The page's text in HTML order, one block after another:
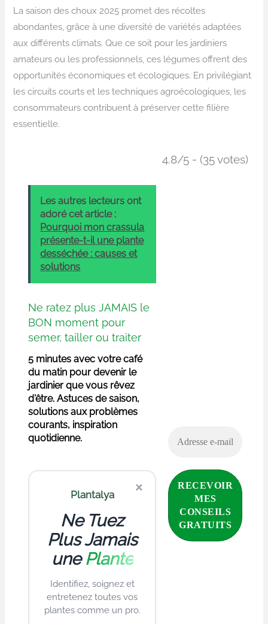
La saison des choux 2025 promet des récoltes
abondantes, grâce à une diversité de variétés adaptées
aux différents climats. Que ce soit pour les jardiniers
amateurs ou les professionnels, ces légumes offrent des
opportunités économiques et écologiques. En privilégiant
les circuits courts et les techniques agroécologiques, les
consommateurs contribuent à préserver cette filière
essentielle.
4.8/5 - (35 votes)
Les autres lecteurs ont
adoré cet article :
Pourquoi mon crassula
présente-t-il une plante
desséchée : causes et
solutions
Ne ratez plus JAMAIS le
BON moment pour
semer, tailler ou traiter
5 minutes avec votre café
du matin pour devenir le
jardinier que vous rêvez
d'être. Astuces de saison,
solutions aux problèmes
courants, inspiration
quotidienne.
×
Plantalya
Ne Tuez
Plus Jamais
unePlante
Identifiez, soignez et
entretenez toutes vos
plantes comme un pro.